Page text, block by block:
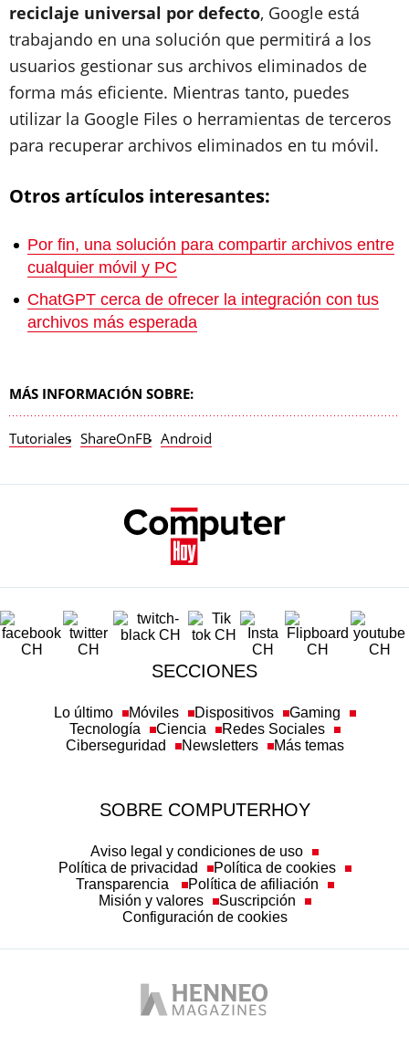
reciclaje universal por defecto, Google está
trabajando en una solución que permitirá a los
usuarios gestionar sus archivos eliminados de
forma más eficiente. Mientras tanto, puedes
utilizar la Google Files o herramientas de terceros
para recuperar archivos eliminados en tu móvil.
Otros artículos interesantes:
Por fin, una solución para compartir archivos entre
cualquier móvil y PC
ChatGPT cerca de ofrecer la integración con tus
archivos más esperada
MÁS INFORMACIÓN SOBRE:
Tutoriales ShareOnFB Android
SECCIONES
Lo último Móviles Dispositivos
Gaming
Tecnología
Ciencia
Redes Sociales
Ciberseguridad
Newsletters Más temas
SOBRE COMPUTERHOY
Aviso legal y condiciones de uso
Política de privacidad
Política de cookies
Transparencia
Política de afiliación
Misión y valores
Suscripción
Configuración de cookies